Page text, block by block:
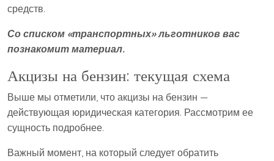
средств.
Со списком «транспортных» льготников вас
познакомит материал.
Акцизы на бензин: текущая схема
Выше мы отметили, что акцизы на бензин —
действующая юридическая категория. Рассмотрим ее
сущность подробнее.
Важный момент, на который следует обратить